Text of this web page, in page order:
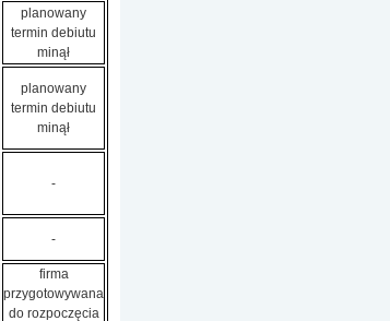
planowany
termin debiutu
minął
planowany
termin debiutu
minął
-
-
firma
przygotowywana
do rozpoczęcia